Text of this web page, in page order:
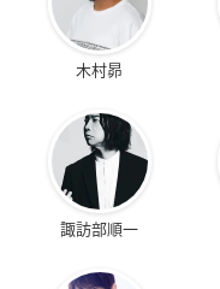
木村昴
諏訪部順一